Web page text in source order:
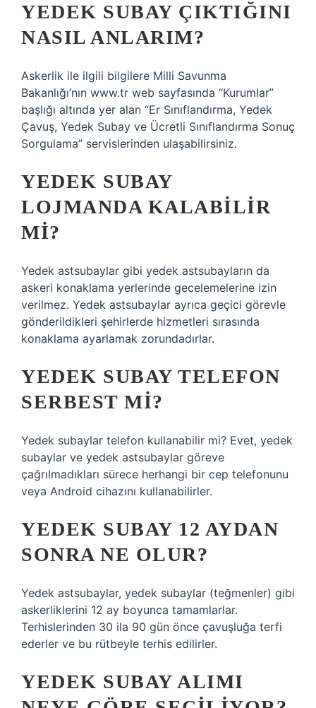
YEDEK SUBAY ÇIKTIĞINI
NASIL ANLARIM?
Askerlik ile ilgili bilgilere Milli Savunma
Bakanlığı’nın www.tr web sayfasında “Kurumlar”
başlığı altında yer alan “Er Sınıflandırma, Yedek
Çavuş, Yedek Subay ve Ücretli Sınıflandırma Sonuç
Sorgulama” servislerinden ulaşabilirsiniz.
YEDEK SUBAY
LOJMANDA KALABILIR
MI?
Yedek astsubaylar gibi yedek astsubayların da
askeri konaklama yerlerinde gecelemelerine izin
verilmez. Yedek astsubaylar ayrıca geçici görevle
gönderildikleri şehirlerde hizmetleri sırasında
konaklama ayarlamak zorundadırlar.
YEDEK SUBAY TELEFON
SERBEST MI?
Yedek subaylar telefon kullanabilir mi? Evet, yedek
subaylar ve yedek astsubaylar göreve
çağrılmadıkları sürece herhangi bir cep telefonunu
veya Android cihazını kullanabilirler.
YEDEK SUBAY 12 AYDAN
SONRA NE OLUR?
Yedek astsubaylar, yedek subaylar (teğmenler) gibi
askerliklerini 12 ay boyunca tamamlarlar.
Terhislerinden 30 ila 90 gün önce çavuşluğa terfi
ederler ve bu rütbeyle terhis edilirler.
YEDEK SUBAY ALIMI